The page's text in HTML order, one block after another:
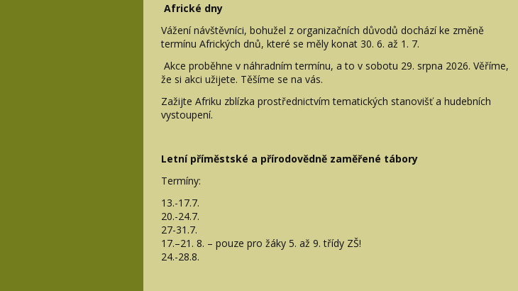
Africké dny
Vážení návštěvníci, bohužel z organizačních důvodů dochází ke změně
termínu Afrických dnů, které se měly konat 30. 6. až 1. 7.
Akce proběhne v náhradním termínu, a to v sobotu 29. srpna 2026. Věříme,
že si akci užijete. Těšíme se na vás.
Zažijte Afriku zblízka prostřednictvím tematických stanovišť a hudebních
vystoupení.
Letní příměstské a přírodovědně zaměřené tábory
Termíny:
13.-17.7.
20.-24.7.
27-31.7.
17.–21. 8. – pouze pro žáky 5. až 9. třídy ZŠ!
24.-28.8.